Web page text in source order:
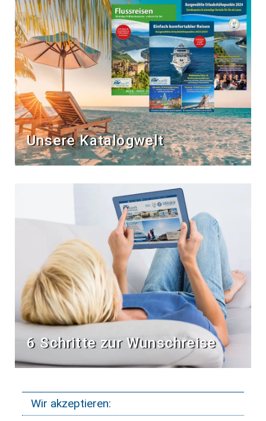
Unsere Katalogwelt
6 Schritte zur Wunschreise
Wir akzeptieren: